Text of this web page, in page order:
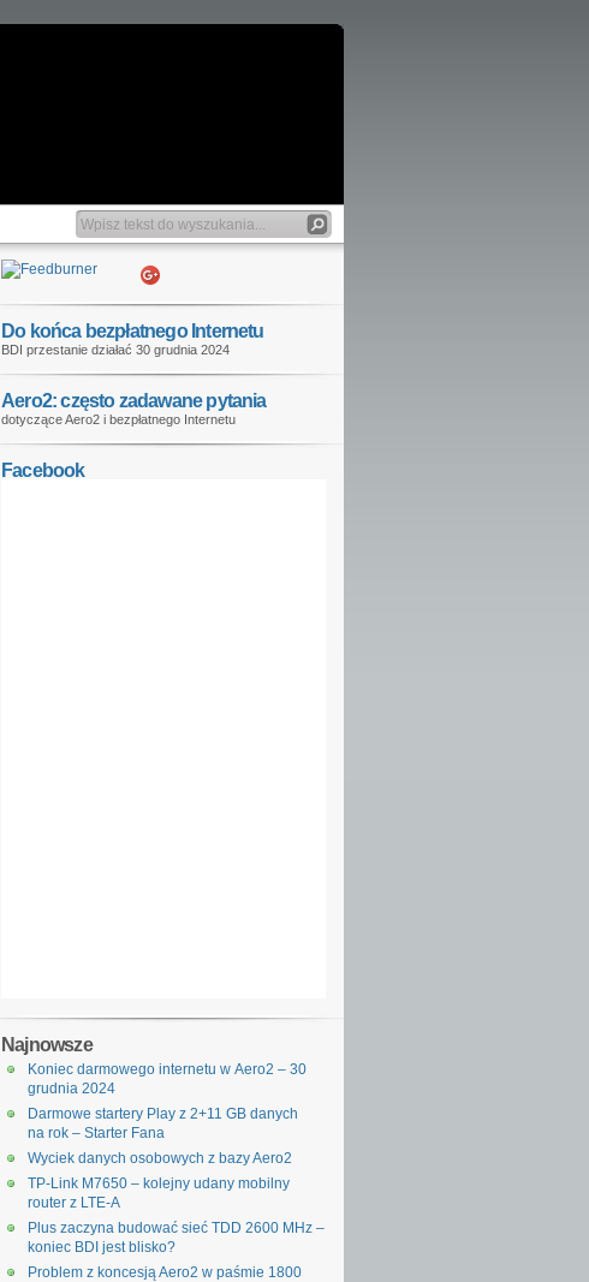
Do końca bezpłatnego Internetu
BDI przestanie działać 30 grudnia 2024
Aero2: często zadawane pytania
dotyczące Aero2 i bezpłatnego Internetu
Facebook
Najnowsze
Koniec darmowego internetu w Aero2 – 30
grudnia 2024
Darmowe startery Play z 2+11 GB danych
na rok – Starter Fana
Wyciek danych osobowych z bazy Aero2
TP-Link M7650 – kolejny udany mobilny
router z LTE-A
Plus zaczyna budować sieć TDD 2600 MHz –
koniec BDI jest blisko?
Problem z koncesją Aero2 w paśmie 1800